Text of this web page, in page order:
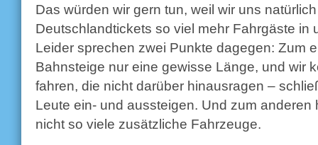
Das würden wir gern tun, weil wir uns
Deutschlandtickets so viel mehr Fahrgäste in
Leider sprechen zwei Punkte dagegen: Zum
Bahnsteige nur eine gewisse Länge, und wir
fahren, die nicht darüber hinausragen –
Leute ein- und aussteigen. Und zum anderen
nicht so viele zusätzliche Fahrzeuge.